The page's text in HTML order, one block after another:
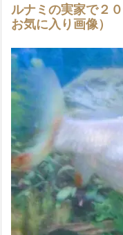
ルナミの実家で２
お気に入り画像）